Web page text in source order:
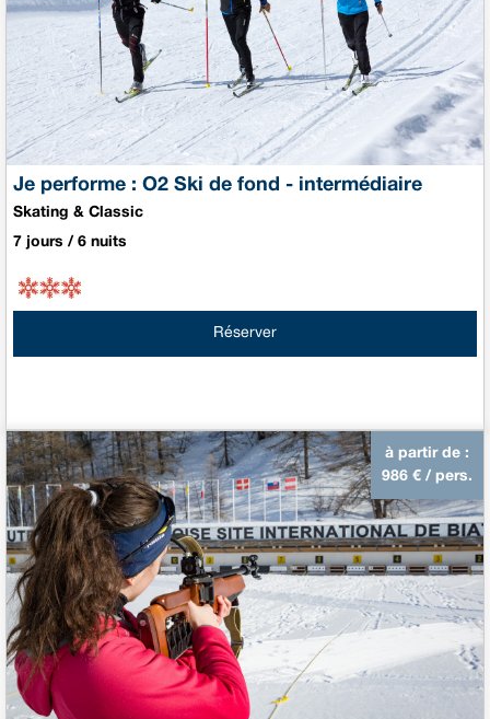
Je performe : O2 Ski de fond - intermédiaire
Skating & Classic
7 jours / 6 nuits
Réserver
à partir de :
986 € / pers.